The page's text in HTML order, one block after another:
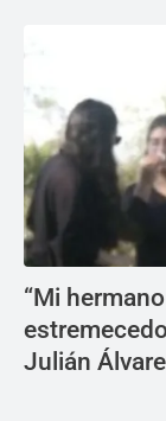
“Mi
Julián